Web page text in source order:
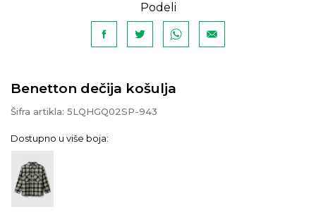
Podeli
Benetton dečija košulja
Šifra artikla: 5LQHGQ02SP-943
Dostupno u više boja: